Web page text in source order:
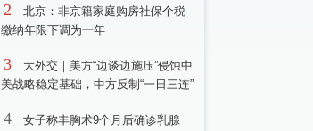
2
北京：非京籍家庭购房社保个税
缴纳年限下调为一年
3
大外交｜美方“边谈边施压”侵蚀中
美战略稳定基础，中方反制“一日三连”
4
女子称丰胸术9个月后确诊乳腺